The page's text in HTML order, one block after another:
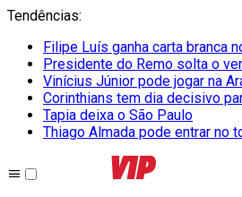
Tendências:
Filipe Luís ganha carta branca
Presidente do Remo solta o
Vinícius Júnior pode jogar na
Corinthians tem dia decisivo
Tapia deixa o São Paulo
Thiago Almada pode entrar no